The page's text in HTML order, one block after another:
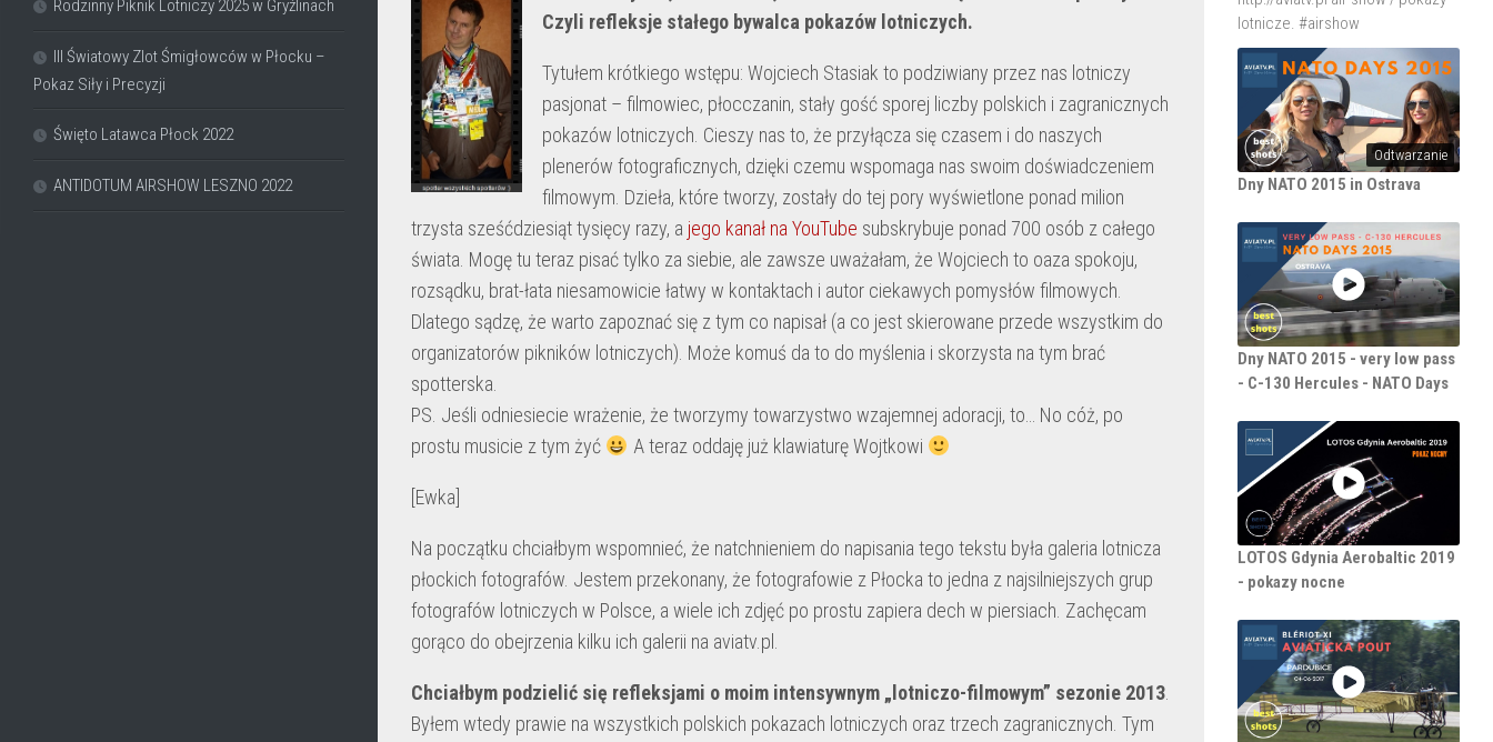
LOTNICY
O
ANGLIĘ
PŁOCKIE
LOTNISKO
PIKNIK
LOTNICZY
PŁOCKIEGO
LOTNISKA
LATAWCA
PŁOCK
Czyli refleksje stałego bywalca pokazów lotniczych.
Tytułem krótkiego wstępu: Wojciech Stasiak to podziwiany przez nas lotniczy
pasjonat – filmowiec, płocczanin, stały gość sporej liczby polskich i zagranicznych
pokazów lotniczych. Cieszy nas to, że przyłącza się czasem i do naszych
plenerów fotograficznych, dzięki czemu wspomaga nas swoim doświadczeniem
filmowym. Dzieła, które tworzy, zostały do tej pory wyświetlone ponad milion
trzysta sześćdziesiąt tysięcy razy, a jego kanał na YouTube subskrybuje ponad 700 osób z całego
świata. Mogę tu teraz pisać tylko za siebie, ale zawsze uważałam, że Wojciech to oaza spokoju,
rozsądku, brat-łata niesamowicie łatwy w kontaktach i autor ciekawych pomysłów filmowych.
Dlatego sądzę, że warto zapoznać się z tym co napisał (a co jest skierowane przede wszystkim do
organizatorów pikników lotniczych). Może komuś da to do myślenia i skorzysta na tym brać
spotterska.
PS. Jeśli odniesiecie wrażenie, że tworzymy towarzystwo wzajemnej adoracji, to… No cóż, po
prostu musicie z tym żyć
A teraz oddaję już klawiaturę Wojtkowi
[Ewka]
Na początku chciałbym wspomnieć, że natchnieniem do napisania tego tekstu była galeria lotnicza
płockich fotografów. Jestem przekonany, że fotografowie z Płocka to jedna z najsilniejszych grup
fotografów lotniczych w Polsce, a wiele ich zdjęć po prostu zapiera dech w piersiach. Zachęcam
gorąco do obejrzenia kilku ich galerii na aviatv.pl.
Chciałbym podzielić się refleksjami o moim intensywnym „lotniczo-filmowym” sezonie 2013
Byłem wtedy prawie na wszystkich polskich pokazach lotniczych oraz trzech zagranicznych. Tym
Rodzinny Piknik Lotniczy 2025 w Gryźlinach
III Światowy Zlot Śmigłowców w Płocku –
Pokaz Siły i Precyzji
Święto Latawca Płock 2022
ANTIDOTUM AIRSHOW LESZNO 2022
lotnicze. #airshow
Odtwarzanie
Dny NATO 2015 in Ostrava
Dny NATO 2015 - very low pass
- C-130 Hercules - NATO Days
LOTOS Gdynia Aerobaltic 2019
- pokazy nocne